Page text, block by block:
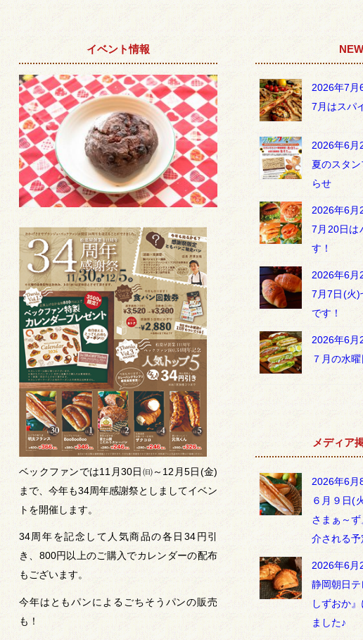
イベント情報
ベックファンでは11月30日㈰～12月5日(金)
まで、今年も34周年感謝祭としましてイベン
トを開催します。
34周年を記念して人気商品の各日34円引
き、800円以上のご購入でカレンダーの配布
もございます。
今年はともパンによるごちそうパンの販売
も！
2026年7月
7月はスパ
2026年6月
夏のスタ
らせ
2026年6月
7月20日は
す！
2026年6月
7月7日(火)
です！
2026年6月
７月の水
メディア
2026年6月
６月９日(
さまぁ～
介される予
2026年6月
静岡朝日テ
しずおか
ました♪